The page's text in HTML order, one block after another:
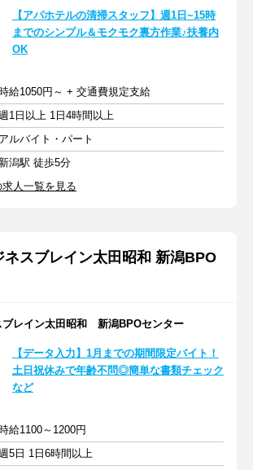
【アパホテルの清掃スタッフ】週1日~15時
までのシンプル＆モクモク裏方作業♪扶養内
OK
給1050円～ + 交通費規定支給
1日以上 1日4時間以上
アルバイト・パート
新潟駅 徒歩5分
人一覧を見る
ネスブレイン太田昭和 新潟BPO
ブレイン太田昭和 新潟BPOセンター
【データ入力】1月までの期間限定バイト！
土日祝休みで年齢不問◎簡単な書類チェック
など
給1100～1200円
5日 1日6時間以上